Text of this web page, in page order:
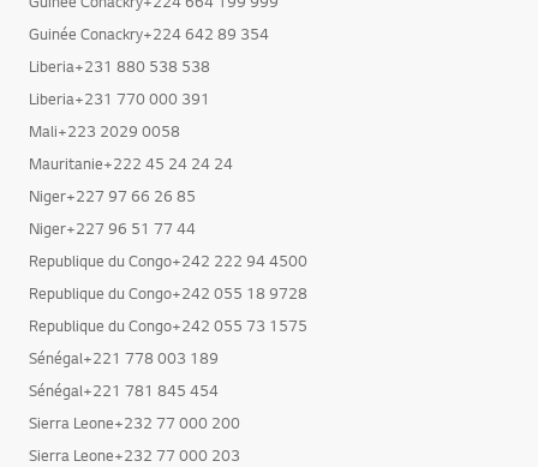
Guinée Conackry+224 642 89 354
Liberia+231 880 538 538
Liberia+231 770 000 391
Mali+223 2029 0058
Mauritanie+222 45 24 24 24
Niger+227 97 66 26 85
Niger+227 96 51 77 44
Republique du Congo+242 222 94 4500
Republique du Congo+242 055 18 9728
Republique du Congo+242 055 73 1575
Sénégal+221 778 003 189
Sénégal+221 781 845 454
Sierra Leone+232 77 000 200
Sierra Leone+232 77 000 203